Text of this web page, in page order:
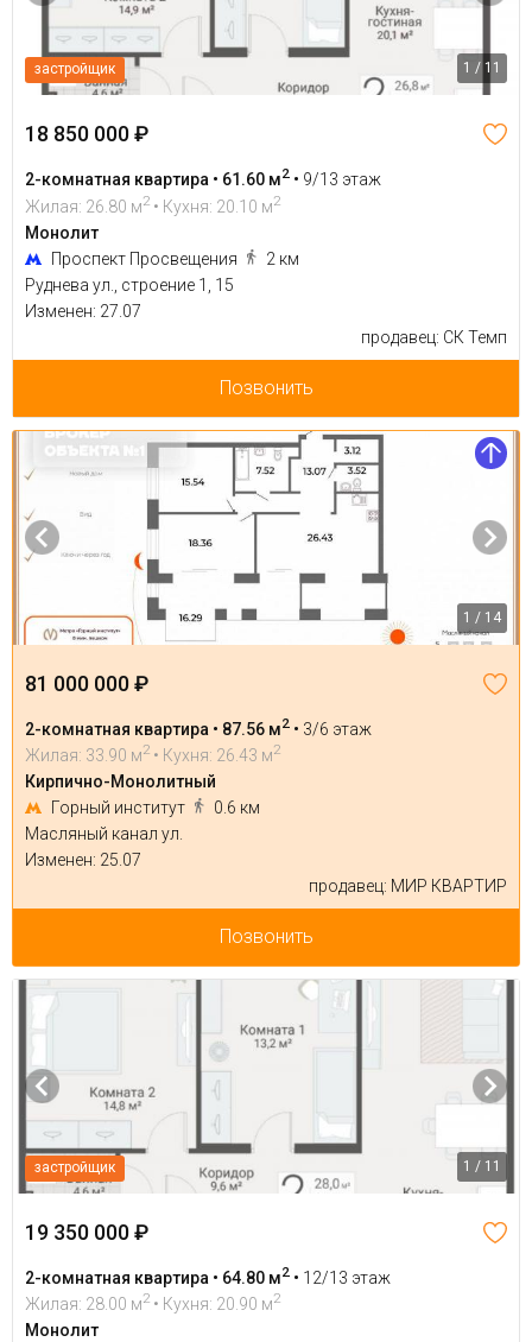
застройщик 1 / 11
18 850 000 ₽
2-комнатная квартира • 61.60 м2 • 9/13 этаж
Жилая: 26.80 м2 • Кухня: 20.10 м2
Монолит
Проспект Просвещения
2 км
Руднева ул., строение 1, 15
Изменен: 27.07
продавец: СК Темп
Позвонить
1 / 14
81 000 000 ₽
2-комнатная квартира • 87.56 м2 • 3/6 этаж
Жилая: 33.90 м2 • Кухня: 26.43 м2
Кирпично-Монолитный
Горный институт
0.6 км
Масляный канал ул.
Изменен: 25.07
продавец: МИР КВАРТИР
Позвонить
застройщик 1 / 11
19 350 000 ₽
2-комнатная квартира • 64.80 м2 • 12/13 этаж
Жилая: 28.00 м2 • Кухня: 20.90 м2
Монолит